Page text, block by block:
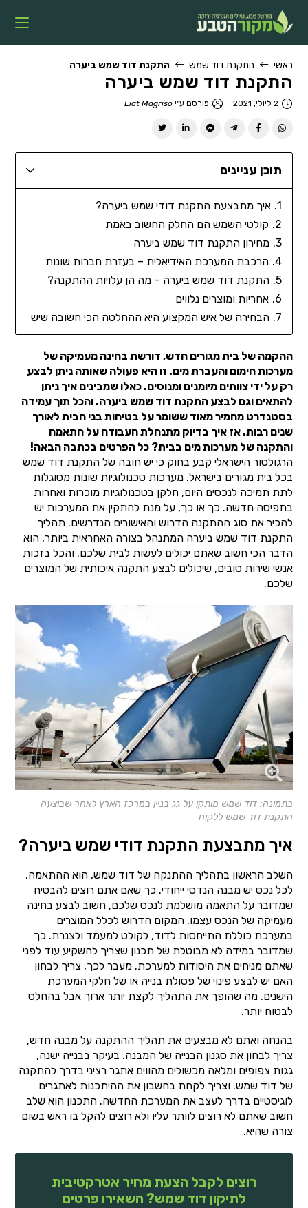
ראשי התקנת דוד שמש התקנת דוד שמש ביערה
התקנת דוד שמש ביערה
2 ליולי, 2021 פורסם ע"יLiat Magriso
תוכן עניינים
איך מתבצעת התקנת דודי שמש ביערה?
קולטי השמש הם החלק החשוב באמת
מחירון התקנת דוד שמש ביערה
הרכבת המערכת האידיאלית – בעזרת חברות שונות
התקנת דוד שמש ביערה – מה הן עלויות ההתקנה?
אחריות ומוצרים נלווים
הבחירה של איש המקצוע היא ההחלטה הכי חשובה שיש
ההקמה של בית מגורים חדש, דורשת בחינה מעמיקה של
מערכות חימום והעברת מים. זו היא פעולה שאותה ניתן לבצע
רק על ידי צוותים מיומנים ומנוסים. כאלו שמבינים איך ניתן
להתאים וגם לבצע התקנת דוד שמש ביערה. והכל תוך עמידה
בסטנדרט מחמיר מאוד ששומר על בטיחות בני הבית לאורך
שנים רבות. אז איך בדיוק מתנהלת העבודה על התאמה
והתקנה של מערכות מים בבית? כל הפרטים בכתבה הבאה!
הרגולטור הישראלי קבע בחוק כי יש חובה של התקנת דוד שמש
בכל בית מגורים בישראל. מערכות טכנולוגיות שונות מסוגלות
לתת תמיכה לנכסים היום, חלקן בטכנולוגיות מוכרות ואחרות
בתפיסה חדשה. כך או כך, על מנת להתקין את המערכות יש
להכיר את סוג ההתקנה הדרוש והאישורים הנדרשים. תהליך
התקנת דוד שמש ביערה המתנהל בצורה האחראית ביותר, הוא
הדבר הכי חשוב שאתם יכולים לעשות לבית שלכם. והכל בזכות
אנשי שירות טובים, שיכולים לבצע התקנה איכותית של המוצרים
שלכם.
בתמונה: דוד שמש מותקן על גג בניין במרכז הארץ לאחר שבוצעה
התקנת דוד שמש ללקוח
איך מתבצעת התקנת דודי שמש ביערה?
השלב הראשון בתהליך ההתנקה של דוד שמש, הוא ההתאמה.
לכל נכס יש מבנה הנדסי ייחודי. כך שאם אתם רוצים להבטיח
שמדובר על התאמה מושלמת לנכס שלכם, חשוב לבצע בחינה
מעמיקה של הנכס עצמו. המקום הדרוש לכלל המוצרים
במערכת כוללת התייחסות לדוד, לקולט למעמד ולצנרת. כך
שמדובר במידה לא מבוטלת של תכנון שצריך להשקיע עוד לפני
שאתם מניחים את היסודות למערכת. מעבר לכך, צריך לבחון
האם יש לבצע פינוי של פסולת בנייה או של חלקי המערכת
הישנים. מה שהופך את התהליך לקצת יותר ארוך אבל בהחלט
לבטוח יותר.
בהנחה ואתם לא מבצעים את תהליך ההתקנה על מבנה חדש,
צריך לבחון את סגנון הבנייה של המבנה. בעיקר בבנייה ישנה,
גגות צפופים ומלאה מכשולים מהווים אתגר רציני בדרך להתקנה
של דוד שמש. וצריך לקחת בחשבון את ההיתכנות לאתגרים
לוגיסטיים בדרך לעצב את המערכת החדשה. התכנון הוא שלב
חשוב שאתם לא רוצים לוותר עליו ולא רוצים להקל בו ראש בשום
צורה שהיא.
רוצים לקבל הצעת מחיר אטרקטיבית
לתיקון דוד שמש? השאירו פרטים